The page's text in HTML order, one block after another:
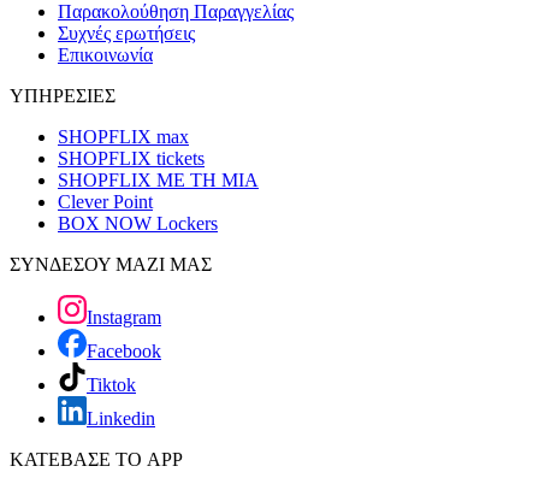
Παρακολούθηση Παραγγελίας
Συχνές ερωτήσεις
Επικοινωνία
ΥΠΗΡΕΣΙΕΣ
SHOPFLIX max
SHOPFLIX tickets
SHOPFLIX ΜΕ ΤΗ ΜΙΑ
Clever Point
BOX NOW Lockers
ΣΥΝΔΕΣΟΥ ΜΑΖΙ ΜΑΣ
Instagram
Facebook
Tiktok
Linkedin
ΚΑΤΕΒΑΣΕ ΤΟ APP